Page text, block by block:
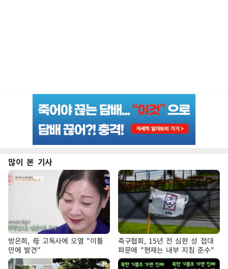
많이 본 기사
방은희, 母 고독사에 오열 "이틀
만에 발견"
축구협회, 15년 전 심판 성 접대
파문에 "현재는 내부 지침 준수"